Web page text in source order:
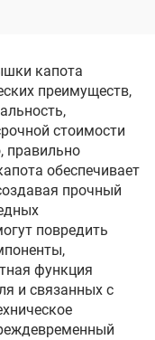
капота
преимуществ,
стоимости
правильно
обеспечивает
прочный
повредить
функция
и связанных с